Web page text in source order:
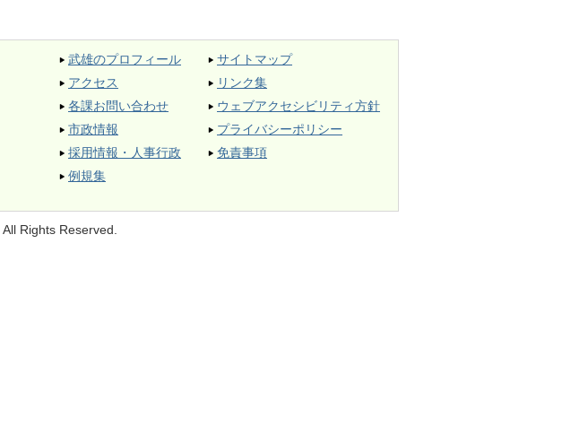
武雄のプロフィール
アクセス
各課お問い合わせ
市政情報
採用情報・人事行政
例規集
サイトマップ
リンク集
ウェブアクセシビリティ方針
プライバシーポリシー
免責事項
All Rights Reserved.